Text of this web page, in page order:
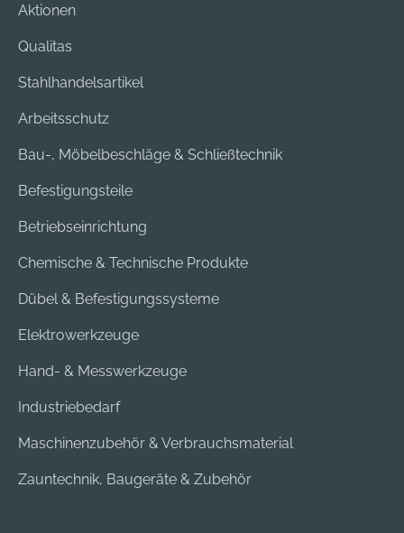
Aktionen
Qualitas
Stahlhandelsartikel
Arbeitsschutz
Bau-, Möbelbeschläge & Schließtechnik
Befestigungsteile
Betriebseinrichtung
Chemische & Technische Produkte
Dübel & Befestigungssysteme
Elektrowerkzeuge
Hand- & Messwerkzeuge
Industriebedarf
Maschinenzubehör & Verbrauchsmaterial
Zauntechnik, Baugeräte & Zubehör